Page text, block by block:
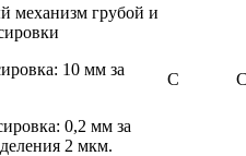
механизм грубой и
10 мм за
0,2 мм за
2 мкм.
С